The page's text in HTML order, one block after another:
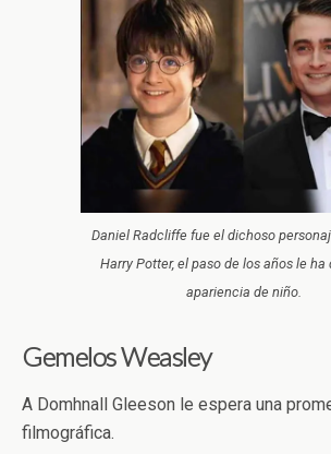
Daniel Radcliffe fue el dichoso
Harry Potter, el paso de los años le ha
apariencia de niño.
Gemelos Weasley
A Domhnall Gleeson le espera una
filmográfica.